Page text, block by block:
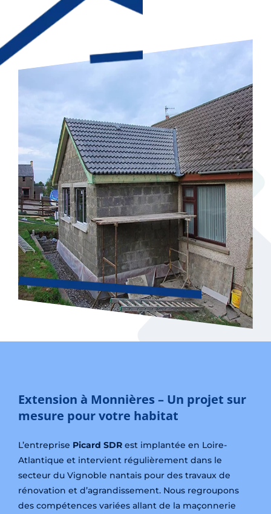
Extension à Monnières – Un projet sur
mesure pour votre habitat
L’entreprise Picard SDR est implantée en Loire-
Atlantique et intervient régulièrement dans le
secteur du Vignoble nantais pour des travaux de
rénovation et d’agrandissement. Nous regroupons
des compétences variées allant de la maçonnerie